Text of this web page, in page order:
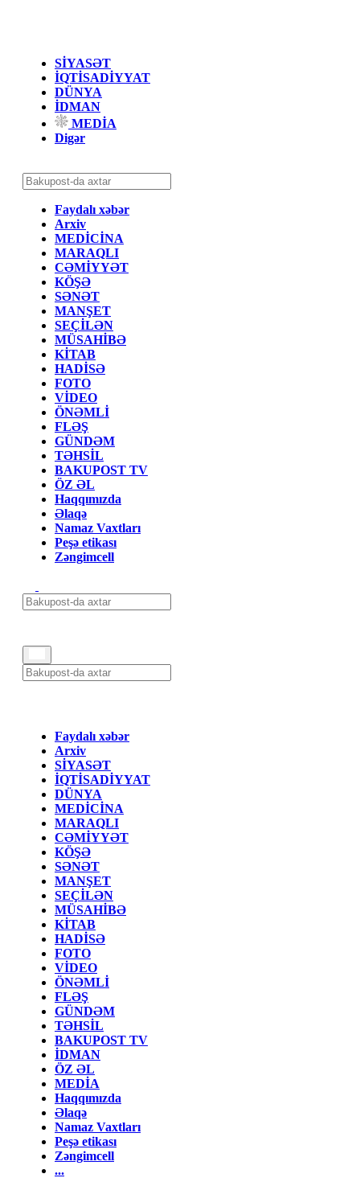
SİYASƏT
İQTİSADİYYAT
DÜNYA
İDMAN
MEDİA
Digər
Faydalı xəbər
Arxiv
MEDİCİNA
MARAQLI
CƏMİYYƏT
KÖŞƏ
SƏNƏT
MANŞET
SEÇİLƏN
MÜSAHİBƏ
KİTAB
HADİSƏ
FOTO
VİDEO
ÖNƏMLİ
FLƏŞ
GÜNDƏM
TƏHSİL
BAKUPOST TV
ÖZ ƏL
Haqqımızda
Əlaqə
Namaz Vaxtları
Peşə etikası
Zəngimcell
Faydalı xəbər
Arxiv
SİYASƏT
İQTİSADİYYAT
DÜNYA
MEDİCİNA
MARAQLI
CƏMİYYƏT
KÖŞƏ
SƏNƏT
MANŞET
SEÇİLƏN
MÜSAHİBƏ
KİTAB
HADİSƏ
FOTO
VİDEO
ÖNƏMLİ
FLƏŞ
GÜNDƏM
TƏHSİL
BAKUPOST TV
İDMAN
ÖZ ƏL
MEDİA
Haqqımızda
Əlaqə
Namaz Vaxtları
Peşə etikası
Zəngimcell
...